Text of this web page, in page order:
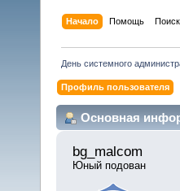
Начало Помощь Поиск
День системного
Профиль пользователя
Основная
bg_malcom
Юный подован